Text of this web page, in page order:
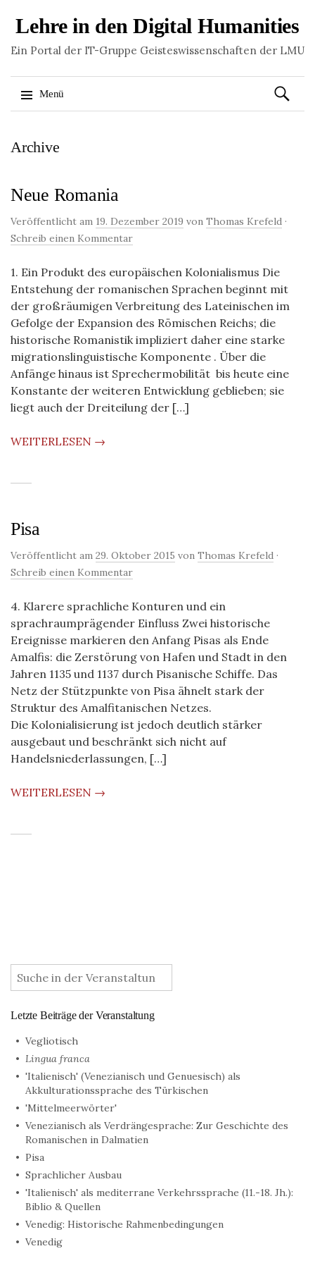
Lehre in den Digital Humanities
Ein Portal der IT-Gruppe Geisteswissenschaften der LMU
Menü
zum
Suchen
nach:
Archive
Neue Romania
Veröffentlicht am 19. Dezember 2019 von Thomas Krefeld ·
Schreib einen Kommentar
1. Ein Produkt des europäischen Kolonialismus Die
Entstehung der romanischen Sprachen beginnt mit
der großräumigen Verbreitung des Lateinischen im
Gefolge der Expansion des Römischen Reichs; die
historische Romanistik impliziert daher eine starke
migrationslinguistische Komponente . Über die
Anfänge hinaus ist Sprechermobilität bis heute eine
Konstante der weiteren Entwicklung geblieben; sie
liegt auch der Dreiteilung der […]
WEITERLESEN →
Pisa
Veröffentlicht am 29. Oktober 2015 von Thomas Krefeld ·
Schreib einen Kommentar
4. Klarere sprachliche Konturen und ein
sprachraumprägender Einfluss Zwei historische
Ereignisse markieren den Anfang Pisas als Ende
Amalfis: die Zerstörung von Hafen und Stadt in den
Jahren 1135 und 1137 durch Pisanische Schiffe. Das
Netz der Stützpunkte von Pisa ähnelt stark der
Struktur des Amalfitanischen Netzes.
Die Kolonialisierung ist jedoch deutlich stärker
ausgebaut und beschränkt sich nicht auf
Handelsniederlassungen, […]
WEITERLESEN →
:
Letzte Beiträge der Veranstaltung
Vegliotisch
Lingua franca
'Italienisch' (Venezianisch und Genuesisch) als
Akkulturationssprache des Türkischen
'Mittelmeerwörter'
Venezianisch als Verdrängesprache: Zur Geschichte des
Romanischen in Dalmatien
Pisa
Sprachlicher Ausbau
'Italienisch' als mediterrane Verkehrssprache (11.-18. Jh.):
Biblio & Quellen
Venedig: Historische Rahmenbedingungen
Venedig